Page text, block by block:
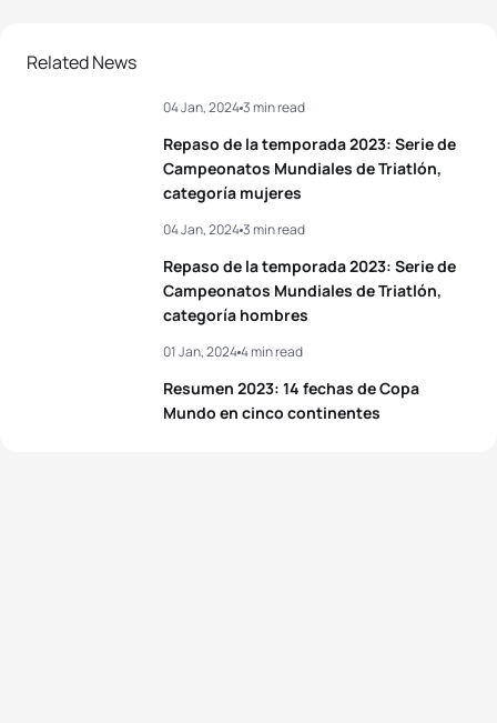
Related News
Repaso de la temporada 2023: Serie de
Campeonatos Mundiales de Triatlón,
categoría mujeres
04 Jan, 20243 min read
Repaso de la temporada 2023: Serie de
Campeonatos Mundiales de Triatlón,
categoría hombres
04 Jan, 20243 min read
Resumen 2023: 14 fechas de Copa
Mundo en cinco continentes
01 Jan, 20244 min read